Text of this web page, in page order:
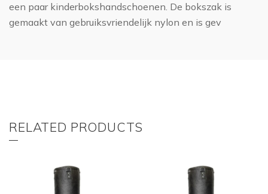
een paar kinderbokshandschoenen. De bokszak is
gemaakt van gebruiksvriendelijk nylon en is gev
RELATED PRODUCTS